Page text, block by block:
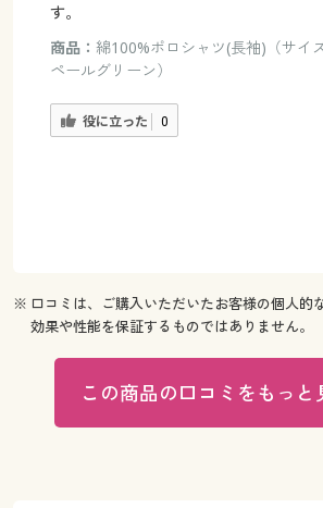
す。
商品： 綿100%ポロシャツ(長袖)（サイ
ペールグリーン）
役に立った 0
※ 口コミは、ご購入いただいたお客様の個人的
効果や性能を保証するものではありません。
この商品の口コミをもっと